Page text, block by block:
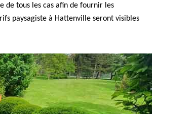
de tous les cas afin de fournir les
paysagiste à Hattenville seront visibles